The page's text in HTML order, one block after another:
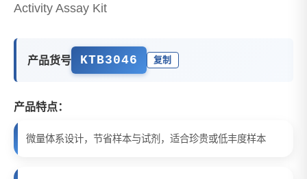
Activity Assay Kit
产品货号 KTB3046 复制
产品特点：
微量体系设计，节省样本与试剂，适合珍贵或低丰度样本